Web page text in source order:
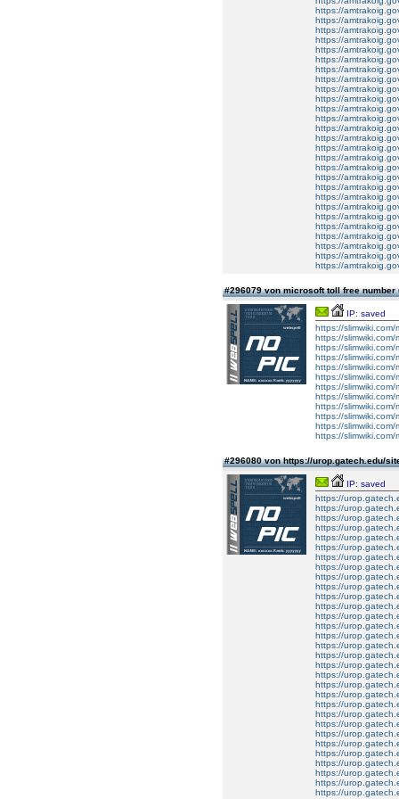
https://
https://
https://
https://
https://
https://
https://
https://
https://
https://
https://
https://
https://
https://
https://
https://
https://
https://
https://
https://
https://
https://
https://
https://
https://
https://
https://
#296079 von microsoft toll free
IP: saved
https://
https://slimwiki.com/
https://
https://
https://
https://
https://
https://
https://
https://
https://slimwiki.com/
https://
#296080 von https://urop.gatech.edu/
IP: saved
https://
https://
https://
https://
https://
https://
https://
https://
https://
https://
https://
https://
https://
https://
https://
https://
https://
https://
https://
https://
https://
https://
https://
https://
https://
https://
https://
https://
https://
https://
https://